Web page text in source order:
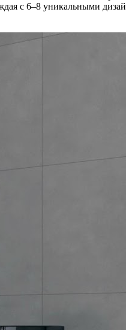
с 6–8 уникальными